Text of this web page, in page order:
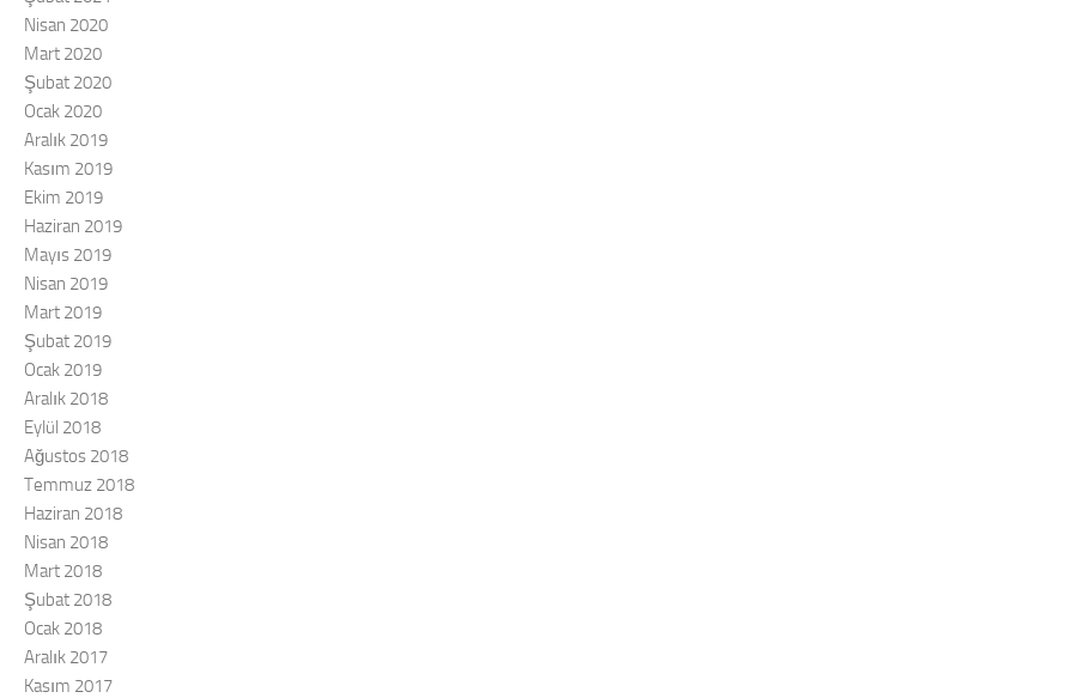
Nisan 2020
Mart 2020
Şubat 2020
Ocak 2020
Aralık 2019
Kasım 2019
Ekim 2019
Haziran 2019
Mayıs 2019
Nisan 2019
Mart 2019
Şubat 2019
Ocak 2019
Aralık 2018
Eylül 2018
Ağustos 2018
Temmuz 2018
Haziran 2018
Nisan 2018
Mart 2018
Şubat 2018
Ocak 2018
Aralık 2017
Kasım 2017